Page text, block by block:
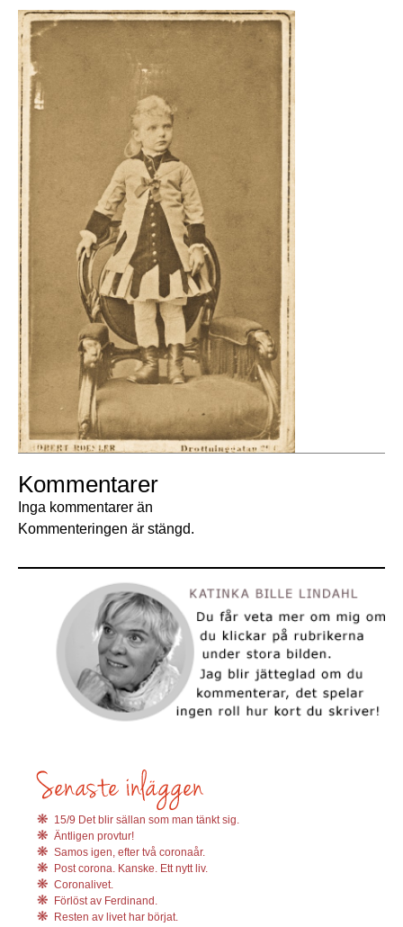
Kommentarer
Inga kommentarer än
Kommenteringen är stängd.
15/9 Det blir sällan som man tänkt sig.
Äntligen provtur!
Samos igen, efter två coronaår.
Post corona. Kanske. Ett nytt liv.
Coronalivet.
Förlöst av Ferdinand.
Resten av livet har börjat.